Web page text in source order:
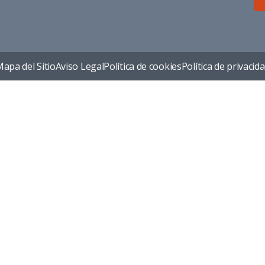
del SitioAviso LegalPolítica de cookiesPolítica de